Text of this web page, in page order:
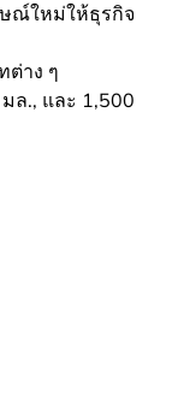
ณ์ใหม่ให้ธุรกิจ
ต่าง ๆ
ล., และ 1,500